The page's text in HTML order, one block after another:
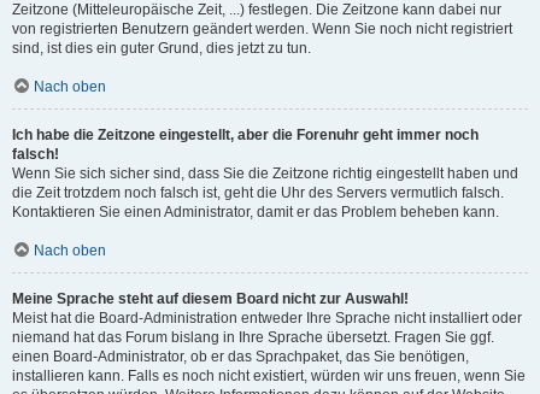
Zeitzone (Mitteleuropäische Zeit, ...) festlegen. Die Zeitzone kann dabei nur
von registrierten Benutzern geändert werden. Wenn Sie noch nicht registriert
sind, ist dies ein guter Grund, dies jetzt zu tun.
Nach oben
Ich habe die Zeitzone eingestellt, aber die Forenuhr geht immer noch
falsch!
Wenn Sie sich sicher sind, dass Sie die Zeitzone richtig eingestellt haben und
die Zeit trotzdem noch falsch ist, geht die Uhr des Servers vermutlich falsch.
Kontaktieren Sie einen Administrator, damit er das Problem beheben kann.
Nach oben
Meine Sprache steht auf diesem Board nicht zur Auswahl!
Meist hat die Board-Administration entweder Ihre Sprache nicht installiert oder
niemand hat das Forum bislang in Ihre Sprache übersetzt. Fragen Sie ggf.
einen Board-Administrator, ob er das Sprachpaket, das Sie benötigen,
installieren kann. Falls es noch nicht existiert, würden wir uns freuen, wenn Sie